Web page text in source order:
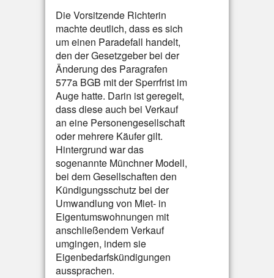
Die Vorsitzende Richterin
machte deutlich, dass es sich
um einen Paradefall handelt,
den der Gesetzgeber bei der
Änderung des Paragrafen
577a BGB mit der Sperrfrist im
Auge hatte. Darin ist geregelt,
dass diese auch bei Verkauf
an eine Personengesellschaft
oder mehrere Käufer gilt.
Hintergrund war das
sogenannte Münchner Modell,
bei dem Gesellschaften den
Kündigungsschutz bei der
Umwandlung von Miet- in
Eigentumswohnungen mit
anschließendem Verkauf
umgingen, indem sie
Eigenbedarfskündigungen
aussprachen.